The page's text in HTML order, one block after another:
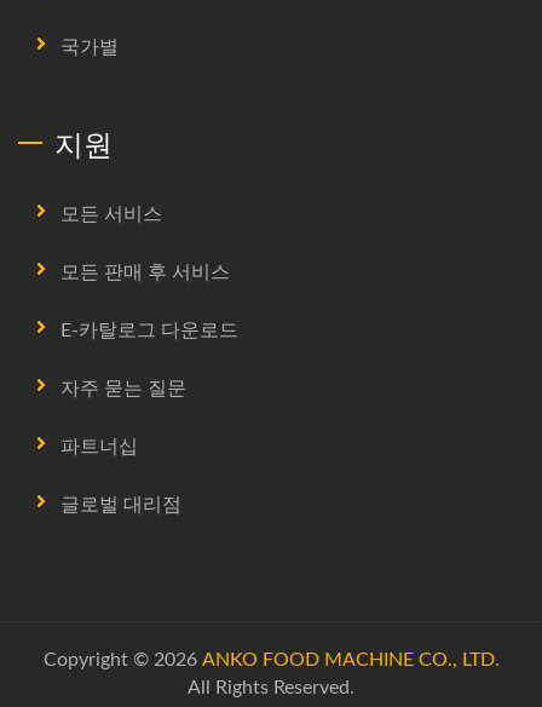
국가별
지원
모든 서비스
모든 판매 후 서비스
E-카탈로그 다운로드
자주 묻는 질문
파트너십
글로벌 대리점
Copyright © 2026 ANKO FOOD MACHINE CO., LTD.
All Rights Reserved.